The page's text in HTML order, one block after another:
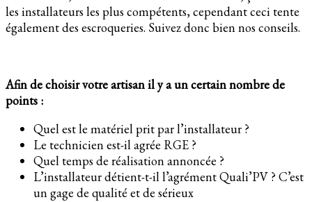
les installateurs les plus compétents, cependant ceci tente
également des escroqueries. Suivez donc bien nos conseils.
Afin de choisir votre artisan il y a un certain nombre de
points :
Quel est le matériel prit par l’installateur ?
Le technicien est-il agrée RGE ?
Quel temps de réalisation annoncée ?
L’installateur détient-t-il l’agrément Quali’PV ? C’est
un gage de qualité et de sérieux